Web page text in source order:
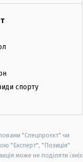
спорту
"Спецпроєкт" чи
"Експерт", "Позиція"
може не поділяти їхніх